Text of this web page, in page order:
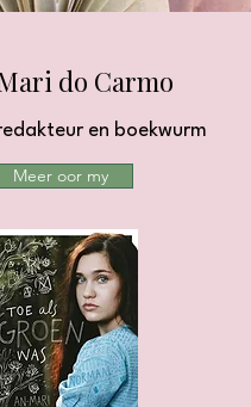
do Carmo
en boekwurm
Meer oor my